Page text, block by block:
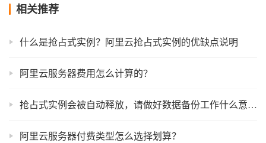
相关推荐
什么是抢占式实例？阿里云抢占式实例的优缺点说明
阿里云服务器费用怎么计算的？
抢占式实例会被自动释放，请做好数据备份工作什么意思？
阿里云服务器付费类型怎么选择划算？